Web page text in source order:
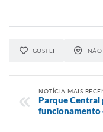
GOSTEI NÃO
NOTÍCIA MAIS
Parque Central
funcionamento